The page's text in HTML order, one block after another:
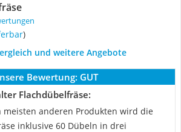
)
und weitere Angebote
Bewertung: GUT
Flachdübelfräse:
meisten anderen Produkten wird die
inklusive 60 Dübeln in drei